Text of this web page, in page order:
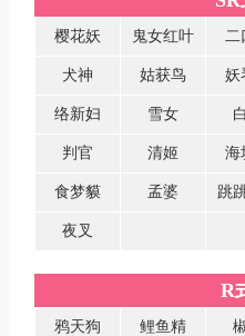
樱花妖 鬼女红叶 二
犬神 姑获鸟 妖
络新妇 雪女
判官 清姬 海
食梦貘 孟婆 跳
夜叉
R
鸦天狗 鲤鱼精